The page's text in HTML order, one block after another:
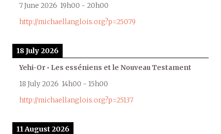
7 June 2026 19h00 - 20h00
http://michaellanglois.org?p=25079
18 July 2026
Yehi-Or • Les esséniens et le Nouveau Testament
18 July 2026 14h00 - 15h00
http://michaellanglois.org?p=25137
11 August 2026